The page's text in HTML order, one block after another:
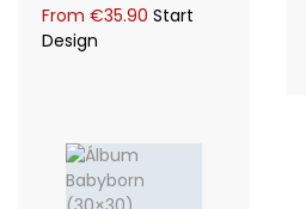
From €35.90 Start
Design